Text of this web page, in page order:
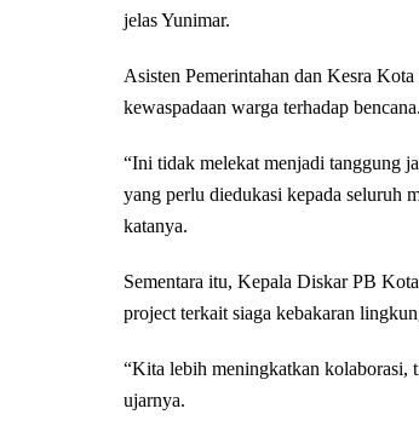
jelas Yunimar.
Asisten Pemerintahan dan Kesra
kewaspadaan warga terhadap bencana.
“Ini tidak melekat menjadi tanggung
yang perlu diedukasi kepada seluruh
katanya.
Sementara itu, Kepala Diskar PB
project terkait siaga kebakaran
“Kita lebih meningkatkan kolaborasi,
ujarnya.